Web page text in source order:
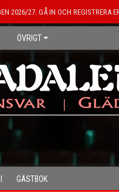
2026/27. GÅ IN OCH REGISTRERA
ÖVRIGT
GÄSTBOK